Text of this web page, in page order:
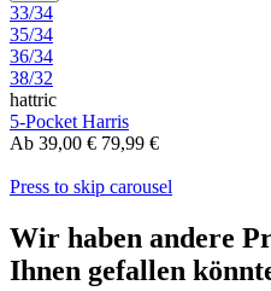
33/34
35/34
36/34
38/32
hattric
5-Pocket Harris
Ab 39,00 € 79,99 €
Press to skip carousel
Wir haben andere
Ihnen gefallen